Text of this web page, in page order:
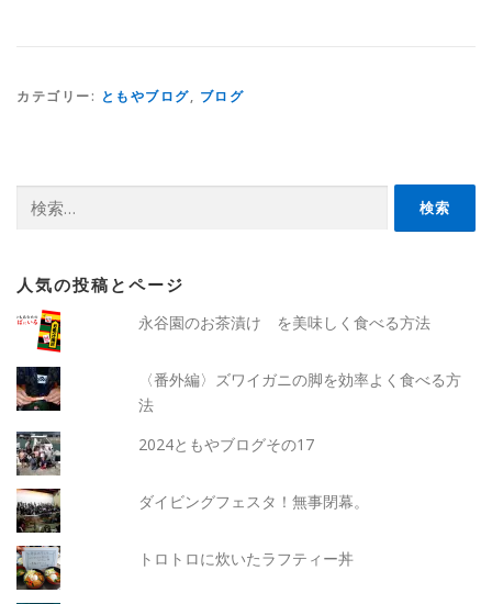
カテゴリー: ともやブログ, ブログ
索:
人気の投稿とページ
永谷園のお茶漬け を美味しく食べる方法
〈番外編〉ズワイガニの脚を効率よく食べる方
法
2024ともやブログその17
ダイビングフェスタ！無事閉幕。
トロトロに炊いたラフティー丼